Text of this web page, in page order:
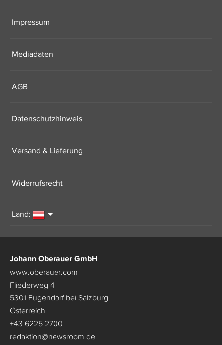
Impressum
Mediadaten
AGB
Datenschutzhinweis
Versand & Lieferung
Widerrufsrecht
Land:
Johann Oberauer GmbH
www.oberauer.com
Fliederweg 4
5301 Eugendorf bei Salzburg
Österreich
+43 6225 2700
redaktion@newsroom.de